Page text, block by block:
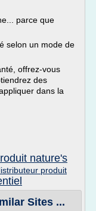
parce que
selon un mode de
offrez-vous
des
dans la
nature's
produit
Sites ...